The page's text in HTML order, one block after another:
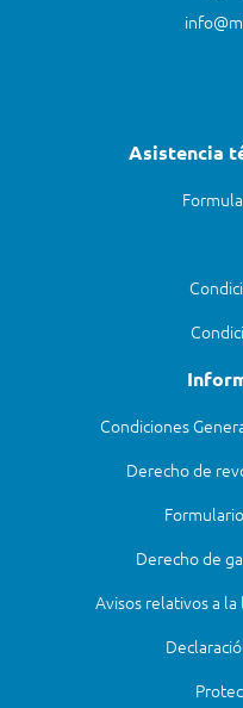
Asistencia
Condiciones
Derecho de
Derecho de
Avisos relativos a